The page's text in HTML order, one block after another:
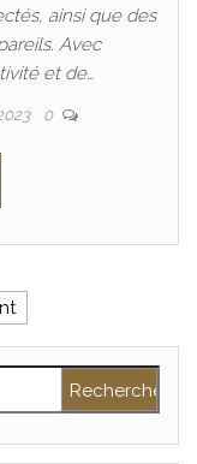
ainsi que des
Avec
et de…
0